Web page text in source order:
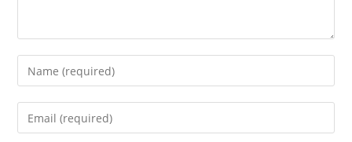
Enter
your
name
Enter
your